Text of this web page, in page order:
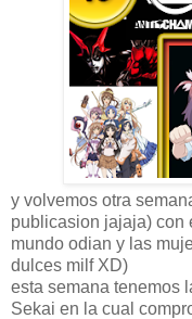
y volvemos otra
publicasion jajaja) con
mundo odian y las
dulces milf XD)
esta semana tenemos
Sekai en la cual